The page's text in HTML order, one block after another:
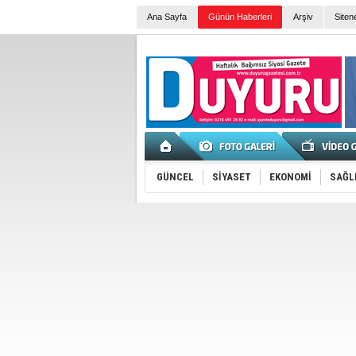
Ana Sayfa Günün Haberleri Arşiv
GÜNCEL SİYASET EKONOMİ